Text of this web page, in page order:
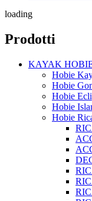
loading
Prodotti
KAYAK
Hobie
Hobie
Hobie
Hobie
Hobie